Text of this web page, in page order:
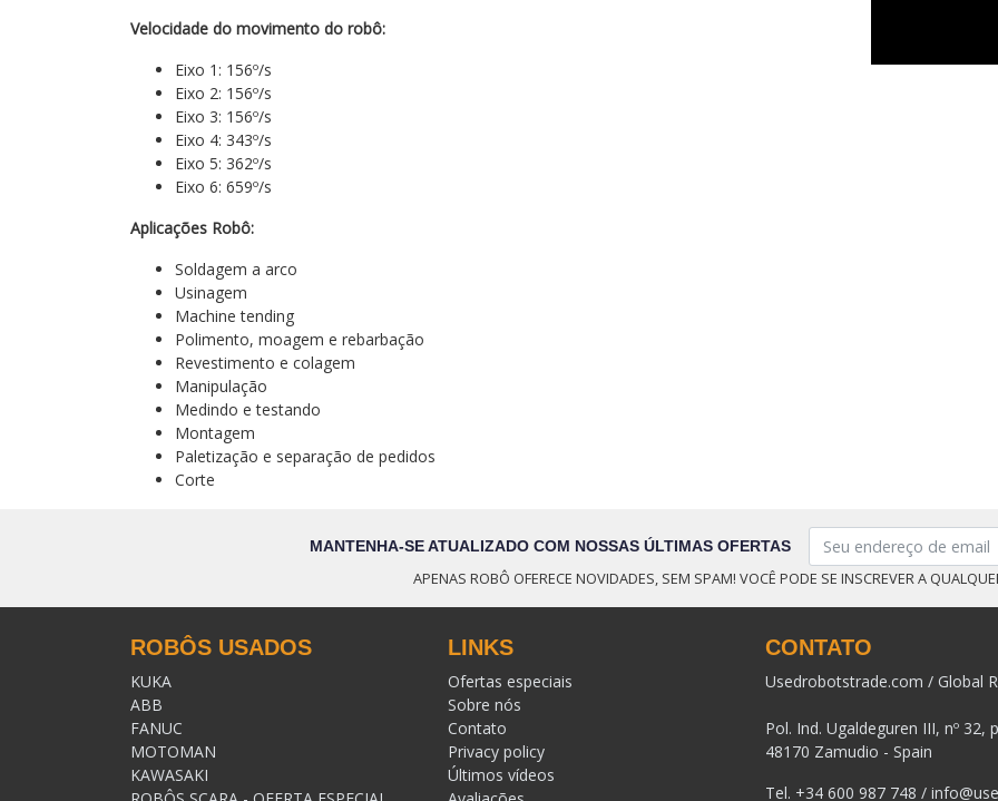
Velocidade do movimento do robô:
Eixo 1: 156º/s
Eixo 2: 156º/s
Eixo 3: 156º/s
Eixo 4: 343º/s
Eixo 5: 362º/s
Eixo 6: 659º/s
Aplicações Robô:
Soldagem a arco
Usinagem
Machine tending
Polimento, moagem e rebarbação
Revestimento e colagem
Manipulação
Medindo e testando
Montagem
Paletização e separação de pedidos
Corte
MANTENHA-SE ATUALIZADO COM NOSSAS ÚLTIMAS OFERTAS
APENAS ROBÔ OFERECE NOVIDADES, SEM SPAM! VOCÊ PODE SE INSCREVER A
ROBÔS USADOS
KUKA
ABB
FANUC
MOTOMAN
KAWASAKI
LINKS
Ofertas especiais
Sobre nós
Contato
Privacy policy
Últimos vídeos
CONTATO
Usedrobotstrade.com / Global
Pol. Ind. Ugaldeguren III, nº 32,
48170 Zamudio - Spain
Tel. +34 600 987 748 /